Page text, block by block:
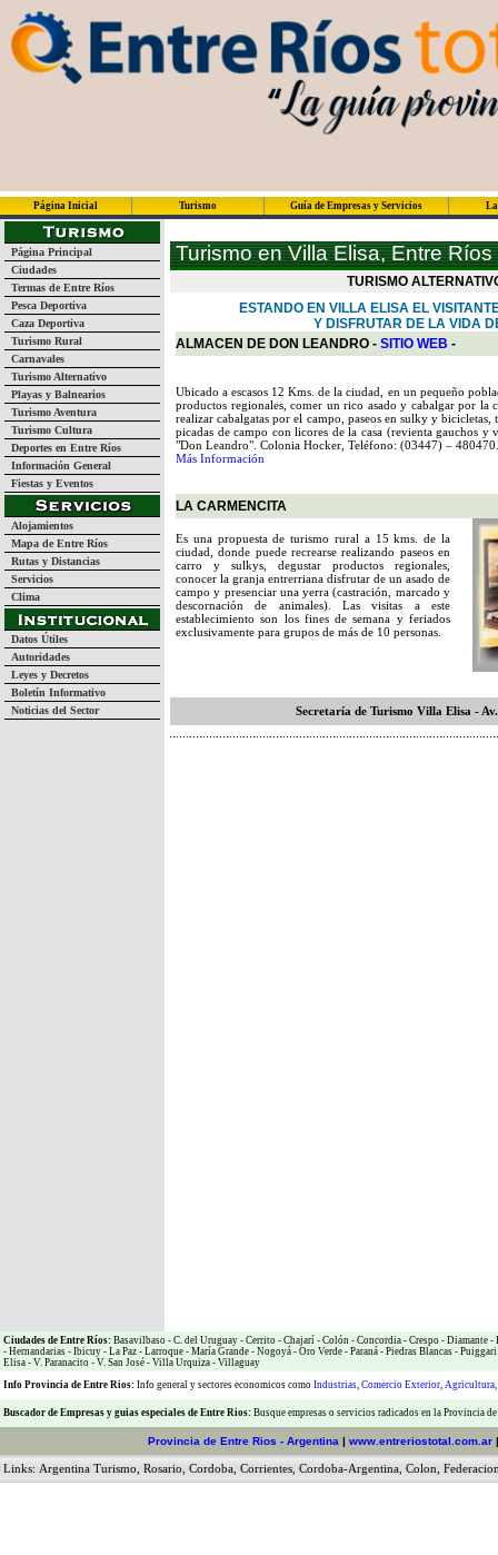
Página Inicial Turismo Guía de Empresas y Servicios
Página Principal
Ciudades
Termas de Entre Ríos
Pesca Deportiva
Caza Deportiva
Turismo Rural
Carnavales
Turismo Alternativo
Playas y Balnearios
Turismo Aventura
Turismo Cultura
Deportes en Entre Ríos
Información General
Fiestas y Eventos
Alojamientos
Mapa de Entre Ríos
Rutas y Distancias
Servicios
Clima
Datos Útiles
Autoridades
Leyes y Decretos
Boletín Informativo
Noticias del Sector
Turismo en Villa Elisa, Entre Ríos
TURISMO
ESTANDO EN VILLA ELISA EL
Y DISFRUTAR DE LA VIDA
ALMACEN DE DON LEANDRO - SITIO WEB -
Ubicado a escasos 12 Kms. de la ciudad, en un pequeño
productos regionales, comer un rico asado y cabalgar por la
realizar cabalgatas por el campo, paseos en sulky y
picadas de campo con licores de la casa (revienta gauchos y
"Don Leandro". Colonia Hocker, Teléfono: (03447) –
Más Información
LA CARMENCITA
Es una propuesta de turismo rural a 15 kms. de la
ciudad, donde puede recrearse realizando paseos en
carro y sulkys, degustar productos regionales,
conocer la granja entrerriana disfrutar de un asado de
campo y presenciar una yerra (castración, marcado y
descornación de animales). Las visitas a este
establecimiento son los fines de semana y feriados
exclusivamente para grupos de más de 10 personas.
Secretaría de Turismo Villa Elisa -
Ciudades de Entre Ríos: Basavilbaso - C. del Uruguay - Cerrito - Chajarí - Colón - Concordia - Crespo - Diamante -
- Hernandarias - Ibicuy - La Paz - Larroque - María Grande - Nogoyá - Oro Verde - Paraná - Piedras Blancas - Puiggari
Elisa - V. Paranacito - V. San José - Villa Urquiza - Villaguay
Info Provincia de Entre Rios: Info general y sectores economicos como Industrias, Comercio Exterior, Agricultura,
Buscador de Empresas y guias especiales de Entre Rios: Busque empresas o servicios radicados en la Provincia
Provincia de Entre Rios - Argentina | www.entreriostotal.com.ar
Links: Argentina Turismo Rosario Cordoba Corrientes Cordoba-Argentina Colon